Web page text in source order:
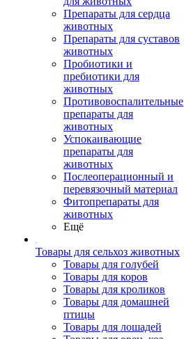
Препараты для сердца
животных
Препараты для суставов
животных
Пробиотики и
пребиотики для
животных
Противовоспалительные
препараты для
животных
Успокаивающие
препараты для
животных
Послеоперационный и
перевязочный материал
Фитопрепараты для
животных
Ещё
Товары для сельхоз животных
Товары для голубей
Товары для коров
Товары для кроликов
Товары для домашней
птицы
Товары для лошадей